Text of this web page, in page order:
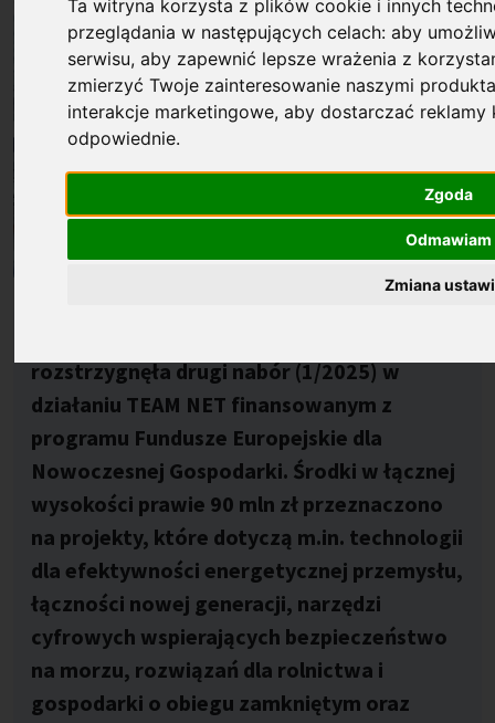
Ta witryna korzysta z plików cookie i innych
przeglądania w następujących celach:aby
serwisu,aby zapewnić lepsze wrażenia z
zmierzyć Twoje zainteresowanie naszymi
interakcje marketingowe,aby dostarczać reklamy
odpowiednie.
Zgoda
Odmawiam
Zmiana
rozstrzygnęła drugi nabór (1/2025) w
działaniu TEAM NET finansowanym z
programu Fundusze Europejskie dla
Nowoczesnej Gospodarki. Środki w łącznej
wysokości prawie 90 mln zł przeznaczono
na projekty, które dotyczą m.in. technologii
dla efektywności energetycznej przemysłu,
łączności nowej generacji, narzędzi
cyfrowych wspierających bezpieczeństwo
na morzu, rozwiązań dla rolnictwa i
gospodarki o obiegu zamkniętym oraz